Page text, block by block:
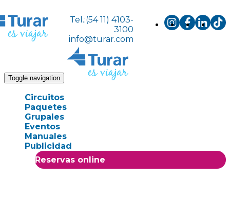
Tel.:(54 11) 4103-
3100
info@turar.com
Toggle navigation
Circuitos
Paquetes
Grupales
Eventos
Manuales
Publicidad
Reservas online